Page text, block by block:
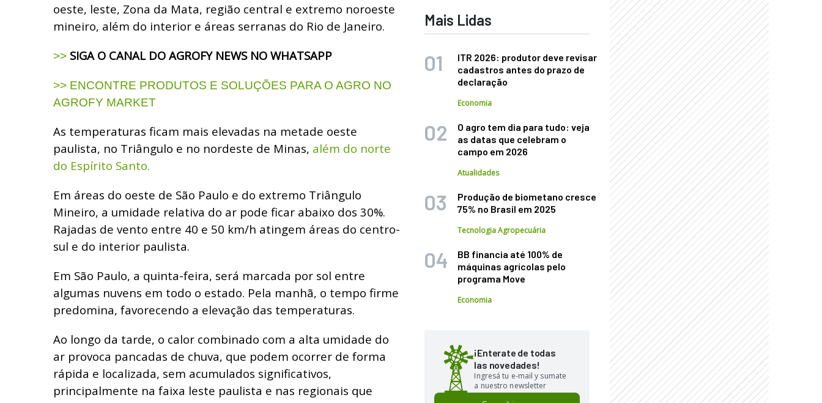
oeste, leste, Zona da Mata, região central e extremo noroeste
mineiro, além do interior e áreas serranas do Rio de Janeiro.
>> SIGA O CANAL DO AGROFY NEWS NO WHATSAPP
>> ENCONTRE PRODUTOS E SOLUÇÕES PARA O AGRO NO
AGROFY MARKET
As temperaturas ficam mais elevadas na metade oeste
paulista, no Triângulo e no nordeste de Minas, além do norte
do Espírito Santo.
Em áreas do oeste de São Paulo e do extremo Triângulo
Mineiro, a umidade relativa do ar pode ficar abaixo dos 30%.
Rajadas de vento entre 40 e 50 km/h atingem áreas do centro-
sul e do interior paulista.
Em São Paulo, a quinta-feira, será marcada por sol entre
algumas nuvens em todo o estado. Pela manhã, o tempo firme
predomina, favorecendo a elevação das temperaturas.
Ao longo da tarde, o calor combinado com a alta umidade do
ar provoca pancadas de chuva, que podem ocorrer de forma
rápida e localizada, sem acumulados significativos,
principalmente na faixa leste paulista e nas regionais que
Mais Lidas
ITR 2026: produtor deve revisar
cadastros antes do prazo de
declaração
Economia
O agro tem dia para tudo: veja
as datas que celebram o
campo em 2026
Atualidades
Produção de biometano cresce
75% no Brasil em 2025
Tecnologia Agropecuária
BB financia até 100% de
máquinas agrícolas pelo
programa Move
Economia
¡Enterate de todas
las novedades!
Ingresá tu e-mail y sumate
a nuestro newsletter